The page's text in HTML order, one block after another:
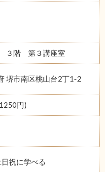
３階 第３講座室
堺市南区桃山台2丁1-2
円)
祝に学べる